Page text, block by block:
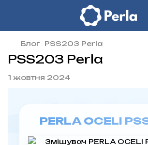
Блог PSS203 Perla
PSS203 Perla
1 жовтня 2024
PERLA OCELI